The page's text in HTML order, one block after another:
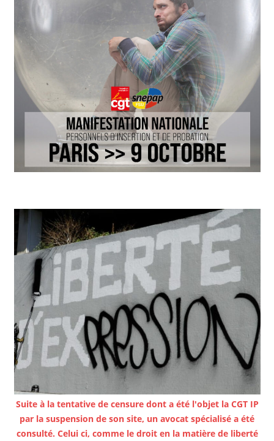
Suite à la tentative de censure dont a été l'objet la CGT IP
par la suspension de son site, un avocat spécialisé a été
consulté. Celui ci, comme le droit en la matière de liberté